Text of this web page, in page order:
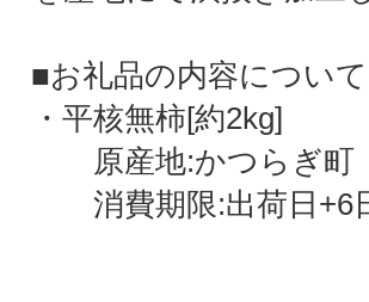
■お礼品の内容について
・平核無柿[約2kg]
原産地:かつらぎ町
消費期限:出荷日+6